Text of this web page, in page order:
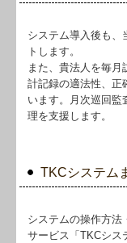
システム導入後も、
トします。
また、貴法人を毎
計記録の適法性、正
います。月次巡回監
理を支援します。
TKCシステム
システムの操作方法
サービス「TKCシス